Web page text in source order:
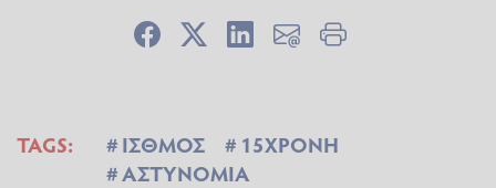
TAGS: ΙΣΘΜΟΣ
15ΧΡΟΝΗ
ΑΣΤΥΝΟΜΙΑ